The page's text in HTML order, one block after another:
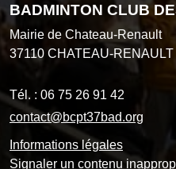
BADMINTON CLUB
Mairie de Chateau-Renault
37110 CHATEAU-RENAULT
Tél. : 06 75 26 91 42
contact@bcpt37bad.org
Informations légales
Signaler un contenu